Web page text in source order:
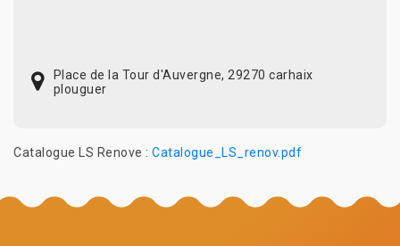
Place de la Tour d'Auvergne, 29270 carhaix
plouguer
Catalogue LS Renove : Catalogue_LS_renov.pdf